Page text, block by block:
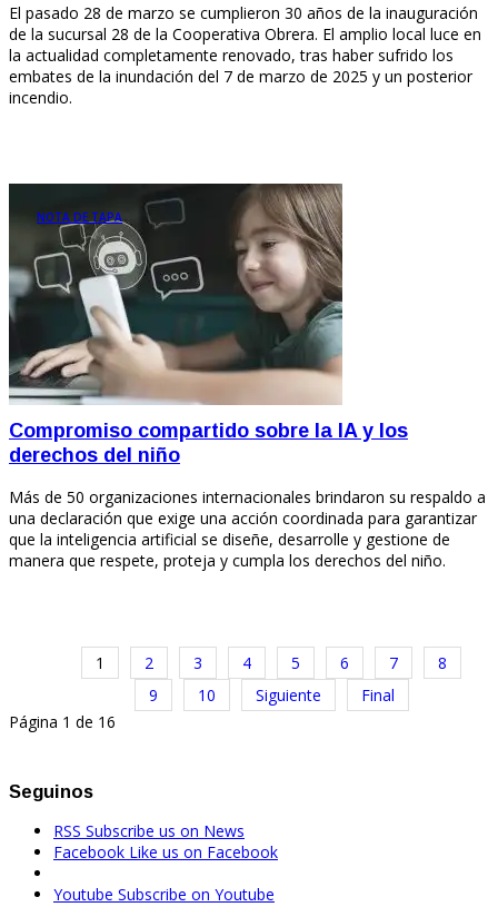
El pasado 28 de marzo se cumplieron 30 años de la inauguración
de la sucursal 28 de la Cooperativa Obrera. El amplio local luce en
la actualidad completamente renovado, tras haber sufrido los
embates de la inundación del 7 de marzo de 2025 y un posterior
incendio.
NOTA DE TAPA
Compromiso compartido sobre la IA y los
derechos del niño
Más de 50 organizaciones internacionales brindaron su respaldo a
una declaración que exige una acción coordinada para garantizar
que la inteligencia artificial se diseñe, desarrolle y gestione de
manera que respete, proteja y cumpla los derechos del niño.
1 2 3 4 5 6 7
8
9
10 Siguiente
Final
Página 1 de 16
Seguinos
RSS Subscribe us on News
Facebook Like us on Facebook
Youtube Subscribe on Youtube